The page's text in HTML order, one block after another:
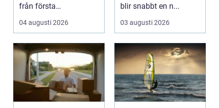
från första
preventivmedelsrådgiv
ninge...
04 augusti 2026
blir snabbt en n...
03 augusti 2026